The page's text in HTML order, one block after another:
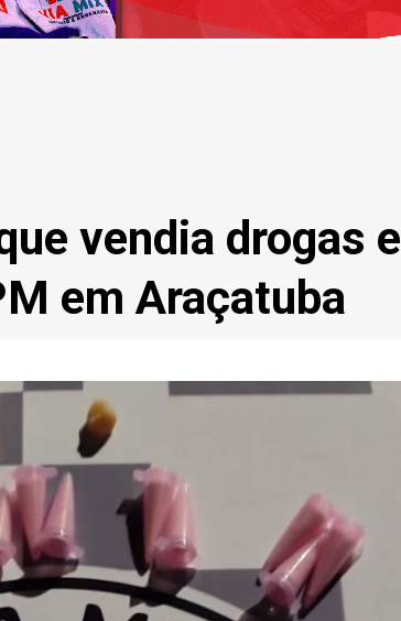
vendia drogas e
em Araçatuba